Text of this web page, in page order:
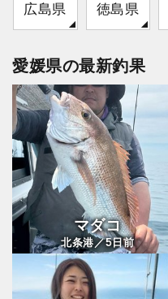
広島県 徳島県
愛媛県の最新釣果
マダコ
北条港／5日前